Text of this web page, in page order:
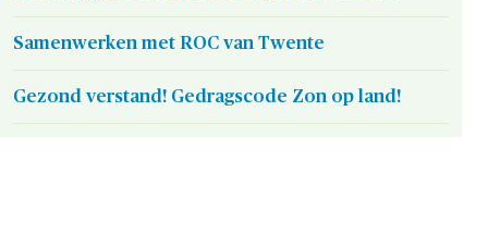
Samenwerken met ROC van Twente
Gezond verstand! Gedragscode Zon op land!